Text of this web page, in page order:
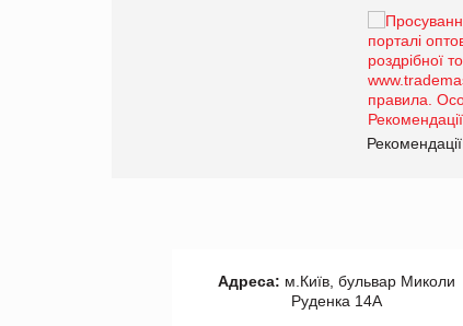
Рекомендації
Адреса: м.Київ, бульвар Миколи
Руденка 14А